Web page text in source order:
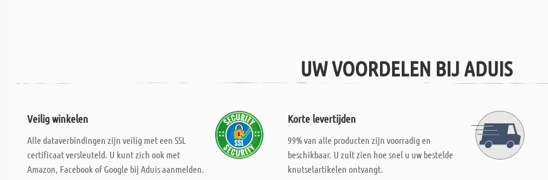
UW VOORDELEN BIJ ADUIS
Veilig winkelen
Alle dataverbindingen zijn veilig met een SSL
certificaat versleuteld. U kunt zich ook met
Amazon, Facebook of Google bij Aduis aanmelden.
Korte levertijden
99% van alle producten zijn voorradig en
beschikbaar. U zult zien hoe snel u uw bestelde
knutselartikelen ontvangt.